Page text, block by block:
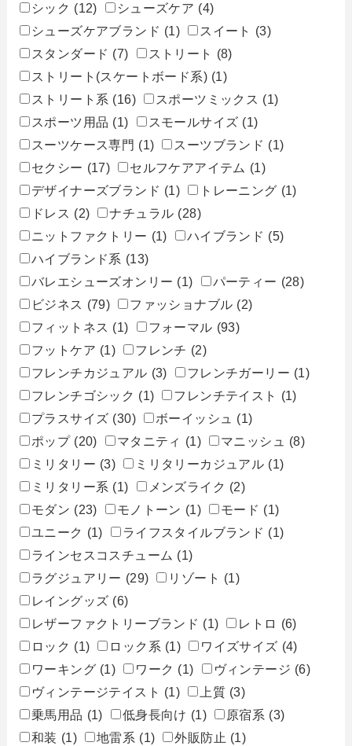
シック (12) シューズケア (4)
シューズケアブランド (1) スイート
(3)
スタンダード (7) ストリート
(8)
ストリート(スケートボード系) (1)
ストリート系 (16) スポーツミックス (1)
スポーツ用品 (1) スモールサイズ (1)
スーツケース専門 (1) スーツブランド (1)
セクシー (17) セルフケアアイテム (1)
デザイナーズブランド (1) トレーニング (1)
ドレス (2) ナチュラル (28)
ニットファクトリー (1) ハイブランド (5)
ハイブランド系 (13)
バレエシューズオンリー (1) パーティー (28)
ビジネス (79) ファッショナブル (2)
フィットネス (1) フォーマル (93)
フットケア (1) フレンチ (2)
フレンチカジュアル (3) フレンチガーリー (1)
フレンチゴシック (1) フレンチテイスト
(1)
プラスサイズ (30) ボーイッシュ
(1)
ポップ (20) マタニティ (1) マニッシュ
(8)
ミリタリー (3) ミリタリーカジュアル (1)
ミリタリー系 (1) メンズライク (2)
モダン (23) モノトーン (1) モード (1)
ユニーク (1) ライフスタイルブランド (1)
ラインセスコスチューム (1)
ラグジュアリー (29) リゾート (1)
レイングッズ (6)
レザーファクトリーブランド (1) レトロ (6)
ロック (1) ロック系 (1) ワイズサイズ (4)
ワーキング (1) ワーク (1) ヴィンテージ (6)
ヴィンテージテイスト (1) 上質 (3)
乗馬用品 (1) 低身長向け (1) 原宿系 (3)
和装 (1) 地雷系 (1) 外販防止 (1)